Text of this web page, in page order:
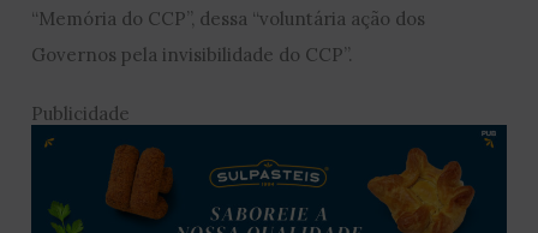
“Memória do CCP”, dessa “voluntária ação dos
Governos pela invisibilidade do CCP”.
Publicidade